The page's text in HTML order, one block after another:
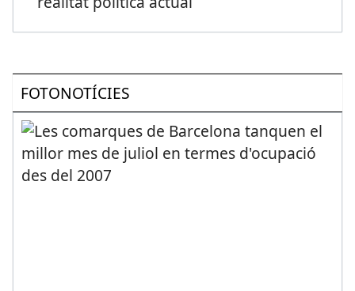
FOTONOTÍCIES